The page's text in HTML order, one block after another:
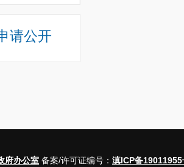
请公开
府办公室 备案/许可证编号： 滇ICP备